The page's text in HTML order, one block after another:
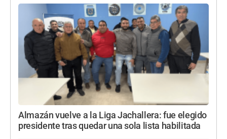
Almazán vuelve a la Liga Jachallera: fue elegido
presidente tras quedar una sola lista habilitada